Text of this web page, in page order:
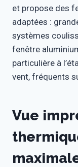
et propose des
adaptées :
systèmes
fenêtre
particulière à
vent, fréquents
Vue